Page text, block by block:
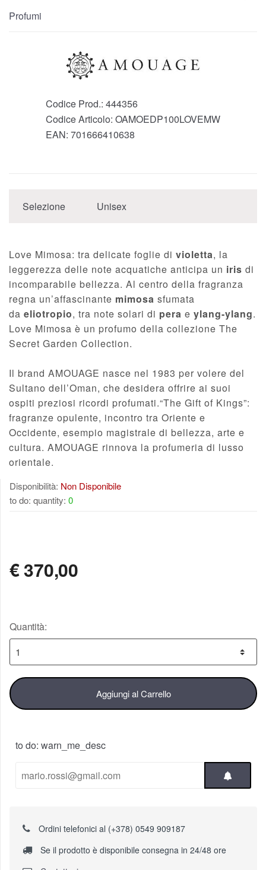
Profumi
Codice Prod.: 444356
Codice Articolo: OAMOEDP100LOVEMW
EAN: 701666410638
Selezione Unisex
Love Mimosa: tra delicate foglie di violetta, la
leggerezza delle note acquatiche anticipa un iris di
incomparabile bellezza. Al centro della fragranza
regna un’affascinante mimosa sfumata
da eliotropio, tra note solari di pera e ylang-ylang.
Love Mimosa è un profumo della collezione The
Secret Garden Collection.
Il brand AMOUAGE nasce nel 1983 per volere del
Sultano dell’Oman, che desidera offrire ai suoi
ospiti preziosi ricordi profumati.“The Gift of Kings”:
fragranze opulente, incontro tra Oriente e
Occidente, esempio magistrale di bellezza, arte e
cultura. AMOUAGE rinnova la profumeria di lusso
orientale.
Disponibilità: Non Disponibile
to do: quantity: 0
€370,00
Quantità:
Aggiungi al Carrello
to do: warn_me_desc
Ordini telefonici al (+378) 0549 909187
Se il prodotto è disponibile consegna in 24/48 ore